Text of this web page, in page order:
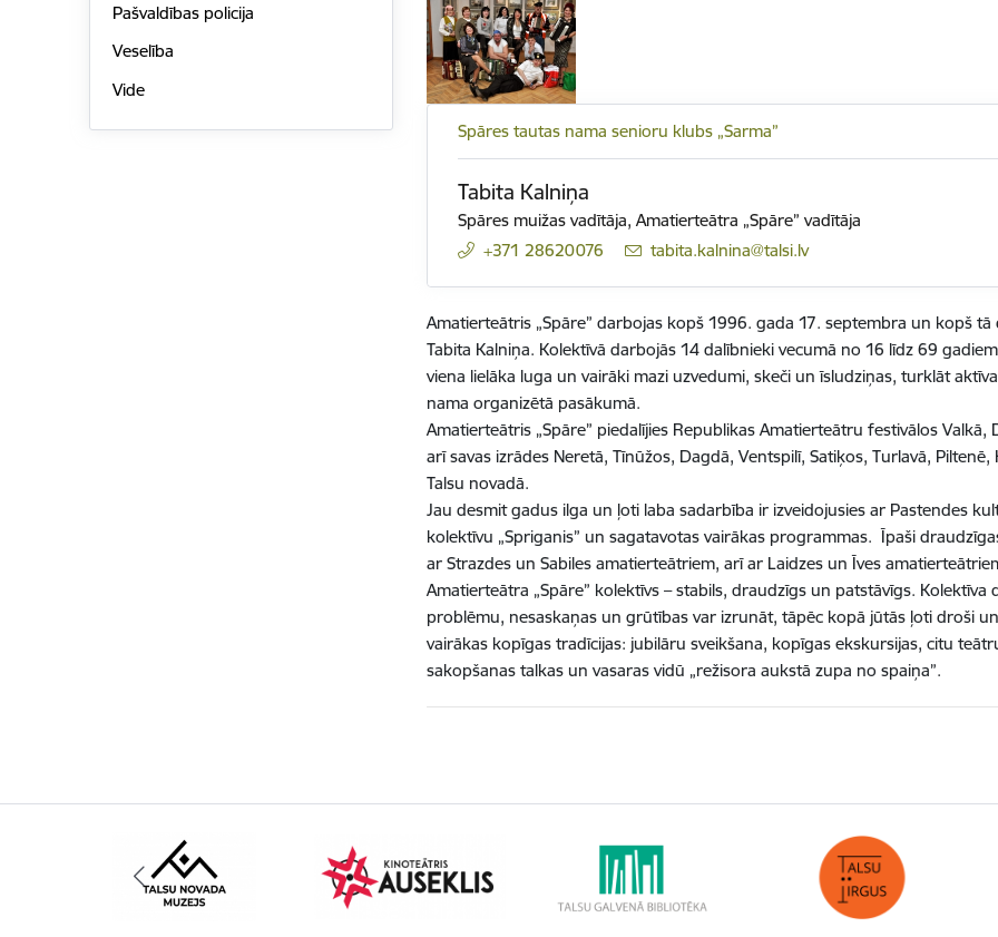
Pašvaldības policija
Veselība
Vide
Spāres tautas nama senioru klubs „Sarma”
Tabita Kalniņa
Spāres muižas vadītāja, Amatierteātra „Spāre” vadītāja
+371 28620076
E-pasts:
tabita.kalnina@talsi.lv
Amatierteātris „Spāre” darbojas kopš 1996. gada 17. septembra un kopš
Tabita Kalniņa. Kolektīvā darbojās 14 dalībnieki vecumā no 16 līdz 69
viena lielāka luga un vairāki mazi uzvedumi, skeči un īsludziņas, turklāt
nama organizētā pasākumā.
Amatierteātris „Spāre” piedalījies Republikas Amatierteātru festivālos
arī savas izrādes Neretā, Tīnūžos, Dagdā, Ventspilī, Satiķos, Turlavā,
Talsu novadā.
Jau desmit gadus ilga un ļoti laba sadarbība ir izveidojusies ar Pastendes
kolektīvu „Spriganis” un sagatavotas vairākas programmas. Īpaši
ar Strazdes un Sabiles amatierteātriem, arī ar Laidzes un Īves
Amatierteātra „Spāre” kolektīvs – stabils, draudzīgs un patstāvīgs.
problēmu, nesaskaņas un grūtības var izrunāt, tāpēc kopā jūtās ļoti droši
vairākas kopīgas tradīcijas: jubilāru sveikšana, kopīgas ekskursijas, citu
sakopšanas talkas un vasaras vidū „režisora aukstā zupa no spaiņa”.